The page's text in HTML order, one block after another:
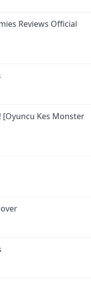
Reviews Official
[Oyuncu Kes Monster